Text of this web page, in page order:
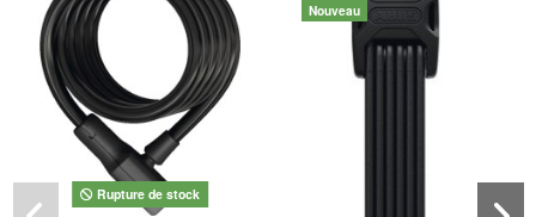
Rupture de stock
Nouveau